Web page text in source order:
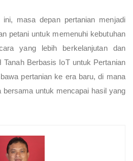
ini, masa depan pertanian menjadi
petani untuk memenuhi kebutuhan
yang lebih berkelanjutan dan
Tanah Berbasis IoT untuk Pertanian
pertanian ke era baru, di mana
bersama untuk mencapai hasil yang